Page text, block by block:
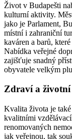
Život v Budapešti
kulturní aktivity.
jako je Parlament,
místní i zahraniční
kaváren a barů,
Nabídka veřejné
zajišťuje snadný
obyvatele velkým
Zdraví a
Kvalita života je
kvalitními
renomovaných
jak veřejnou, tak